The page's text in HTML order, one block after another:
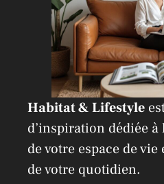
Habitat & Lifestyle
d’inspiration dédiée
de votre espace de
de votre quotidien.